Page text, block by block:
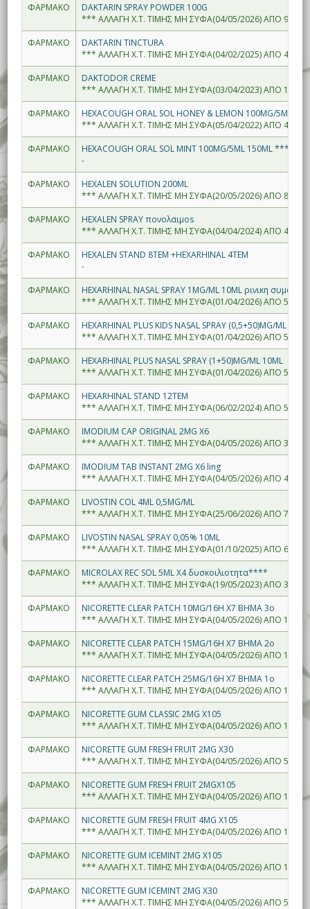
ΦΑΡΜΑΚΟ
DAKTARIN SPRAY POWDER 100G
*** ΑΛΛΑΓΗ Χ.Τ. ΤΙΜΗΣ ΜΗ ΣΥΦΑ(04/05/2026) ΑΠΟ 9.05--
ΦΑΡΜΑΚΟ
DAKTARIN TINCTURA
*** ΑΛΛΑΓΗ Χ.Τ. ΤΙΜΗΣ ΜΗ ΣΥΦΑ(04/02/2025) ΑΠΟ 4.12--
ΦΑΡΜΑΚΟ
DAKTODOR CREME
*** ΑΛΛΑΓΗ Χ.Τ. ΤΙΜΗΣ ΜΗ ΣΥΦΑ(03/04/2023) ΑΠΟ 1.44--
ΦΑΡΜΑΚΟ
HEXACOUGH ORAL SOL HONEY & LEMON 100MG/5ML
*** ΑΛΛΑΓΗ Χ.Τ. ΤΙΜΗΣ ΜΗ ΣΥΦΑ(05/04/2022) ΑΠΟ 4.01--
ΦΑΡΜΑΚΟ
HEXACOUGH ORAL SOL MINT 100MG/5ML 150ML ****
-
ΦΑΡΜΑΚΟ
HEXALEN SOLUTION 200ML
*** ΑΛΛΑΓΗ Χ.Τ. ΤΙΜΗΣ ΜΗ ΣΥΦΑ(20/05/2026) ΑΠΟ 8.00--
ΦΑΡΜΑΚΟ
HEXALEN SPRAY πονολαιμοs
*** ΑΛΛΑΓΗ Χ.Τ. ΤΙΜΗΣ ΜΗ ΣΥΦΑ(04/04/2024) ΑΠΟ 4.86--
ΦΑΡΜΑΚΟ
HEXALEN STAND 8ΤΕΜ +HEXARHINAL 4ΤΕΜ
-
ΦΑΡΜΑΚΟ
HEXARHINAL NASAL SPRAY 1MG/ML 10ML ρινικη
*** ΑΛΛΑΓΗ Χ.Τ. ΤΙΜΗΣ ΜΗ ΣΥΦΑ(01/04/2026) ΑΠΟ 5.35--
ΦΑΡΜΑΚΟ
HEXARHINAL PLUS KIDS NASAL SPRAY (0,5+50)MG/ML 10ML
*** ΑΛΛΑΓΗ Χ.Τ. ΤΙΜΗΣ ΜΗ ΣΥΦΑ(01/04/2026) ΑΠΟ 5.77--
ΦΑΡΜΑΚΟ
HEXARHINAL PLUS NASAL SPRAY (1+50)MG/ML 10ML
*** ΑΛΛΑΓΗ Χ.Τ. ΤΙΜΗΣ ΜΗ ΣΥΦΑ(01/04/2026) ΑΠΟ 5.77--
ΦΑΡΜΑΚΟ
HEXARHINAL STAND 12ΤΕΜ
*** ΑΛΛΑΓΗ Χ.Τ. ΤΙΜΗΣ ΜΗ ΣΥΦΑ(06/02/2024) ΑΠΟ
ΦΑΡΜΑΚΟ
IMODIUM CAP ORIGINAL 2MG X6
*** ΑΛΛΑΓΗ Χ.Τ. ΤΙΜΗΣ ΜΗ ΣΥΦΑ(04/05/2026) ΑΠΟ 3.60--
ΦΑΡΜΑΚΟ
IMODIUM TAB INSTANT 2MG X6 ling
*** ΑΛΛΑΓΗ Χ.Τ. ΤΙΜΗΣ ΜΗ ΣΥΦΑ(04/05/2026) ΑΠΟ 4.30--
ΦΑΡΜΑΚΟ
LIVOSTIN COL 4ML 0,5MG/ML
*** ΑΛΛΑΓΗ Χ.Τ. ΤΙΜΗΣ ΜΗ ΣΥΦΑ(25/06/2026) ΑΠΟ 7.07--
ΦΑΡΜΑΚΟ
LIVOSTIN NASAL SPRAY 0,05% 10ML
*** ΑΛΛΑΓΗ Χ.Τ. ΤΙΜΗΣ ΜΗ ΣΥΦΑ(01/10/2025) ΑΠΟ 6.53--
ΦΑΡΜΑΚΟ
MICROLAX REC SOL 5ML X4 δυσκοιλιοτητα****
*** ΑΛΛΑΓΗ Χ.Τ. ΤΙΜΗΣ ΜΗ ΣΥΦΑ(19/05/2023) ΑΠΟ 3.39--
ΦΑΡΜΑΚΟ
NICORETTE CLEAR PATCH 10MG/16H X7 ΒΗΜΑ 3ο
*** ΑΛΛΑΓΗ Χ.Τ. ΤΙΜΗΣ ΜΗ ΣΥΦΑ(04/05/2026) ΑΠΟ
ΦΑΡΜΑΚΟ
NICORETTE CLEAR PATCH 15MG/16H X7 ΒΗΜΑ 2ο
*** ΑΛΛΑΓΗ Χ.Τ. ΤΙΜΗΣ ΜΗ ΣΥΦΑ(04/05/2026) ΑΠΟ
ΦΑΡΜΑΚΟ
NICORETTE CLEAR PATCH 25MG/16H X7 ΒΗΜΑ 1ο
*** ΑΛΛΑΓΗ Χ.Τ. ΤΙΜΗΣ ΜΗ ΣΥΦΑ(04/05/2026) ΑΠΟ
ΦΑΡΜΑΚΟ
NICORETTE GUM CLASSIC 2MG X105
*** ΑΛΛΑΓΗ Χ.Τ. ΤΙΜΗΣ ΜΗ ΣΥΦΑ(04/05/2026) ΑΠΟ
ΦΑΡΜΑΚΟ
NICORETTE GUM FRESH FRUIT 2MG X30
*** ΑΛΛΑΓΗ Χ.Τ. ΤΙΜΗΣ ΜΗ ΣΥΦΑ(04/05/2026) ΑΠΟ 5.11--
ΦΑΡΜΑΚΟ
NICORETTE GUM FRESH FRUIT 2MGX105
*** ΑΛΛΑΓΗ Χ.Τ. ΤΙΜΗΣ ΜΗ ΣΥΦΑ(04/05/2026) ΑΠΟ
ΦΑΡΜΑΚΟ
NICORETTE GUM FRESH FRUIT 4MG X105
*** ΑΛΛΑΓΗ Χ.Τ. ΤΙΜΗΣ ΜΗ ΣΥΦΑ(04/05/2026) ΑΠΟ
ΦΑΡΜΑΚΟ
NICORETTE GUM ICEMINT 2MG X105
*** ΑΛΛΑΓΗ Χ.Τ. ΤΙΜΗΣ ΜΗ ΣΥΦΑ(04/05/2026) ΑΠΟ
ΦΑΡΜΑΚΟ
NICORETTE GUM ICEMINT 2MG X30
*** ΑΛΛΑΓΗ Χ.Τ. ΤΙΜΗΣ ΜΗ ΣΥΦΑ(04/05/2026) ΑΠΟ 5.11--